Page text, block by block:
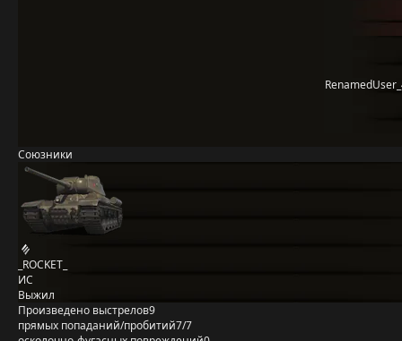
Союзники
_ROCKET_
ИС
Выжил
Произведено выстрелов9
прямых попаданий/пробитий7/7